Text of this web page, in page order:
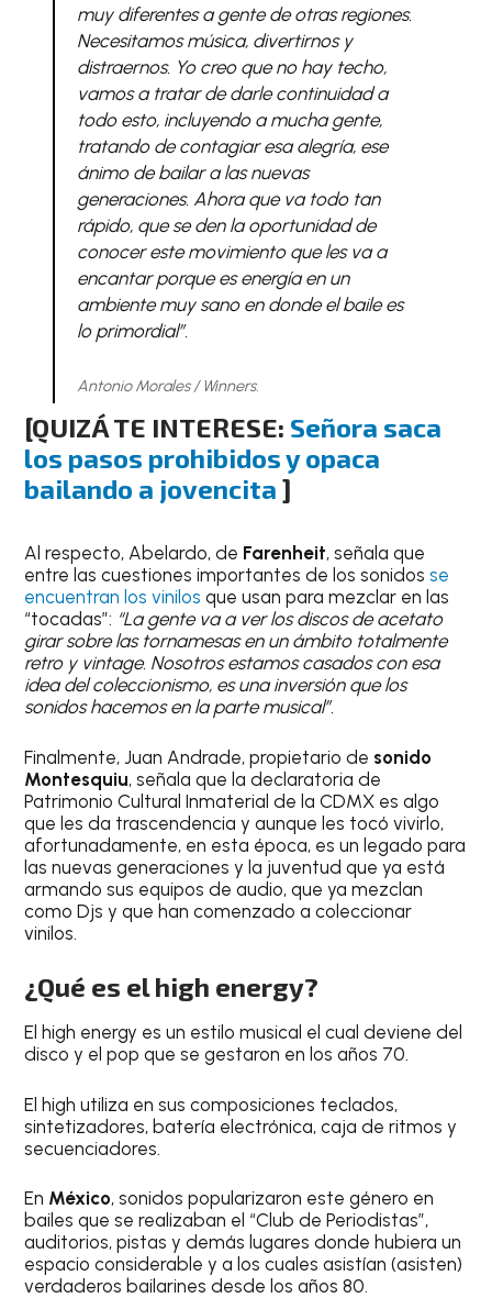
muy diferentes a gente de otras regiones.
Necesitamos música, divertirnos y
distraernos. Yo creo que no hay techo,
vamos a tratar de darle continuidad a
todo esto, incluyendo a mucha gente,
tratando de contagiar esa alegría, ese
ánimo de bailar a las nuevas
generaciones. Ahora que va todo tan
rápido, que se den la oportunidad de
conocer este movimiento que les va a
encantar porque es energía en un
ambiente muy sano en donde el baile es
lo primordial”.
Antonio Morales / Winners.
[QUIZÁ TE INTERESE: Señora saca
los pasos prohibidos y opaca
bailando a jovencita ]
Al respecto, Abelardo, de Farenheit, señala que
entre las cuestiones importantes de los sonidosse
encuentran los vinilos que usan para mezclar en las
“tocadas”: “La gente va a ver los discos de acetato
girar sobre las tornamesas en un ámbito totalmente
retro y vintage. Nosotros estamos casados con esa
idea del coleccionismo, es una inversión que los
sonidos hacemos en la parte musical”.
Finalmente, Juan Andrade, propietario de sonido
Montesquiu, señala que la declaratoria de
Patrimonio Cultural Inmaterial de la CDMX es algo
que les da trascendencia y aunque les tocó vivirlo,
afortunadamente, en esta época, es un legado para
las nuevas generaciones y la juventud que ya está
armando sus equipos de audio, que ya mezclan
como Djs y que han comenzado a coleccionar
vinilos.
¿Qué es el high energy?
El high energy es un estilo musical el cual deviene del
disco y el pop que se gestaron en los años 70.
El high utiliza en sus composiciones teclados,
sintetizadores, batería electrónica, caja de ritmos y
secuenciadores.
En México, sonidos popularizaron este género en
bailes que se realizaban el “Club de Periodistas”,
auditorios, pistas y demás lugares donde hubiera un
espacio considerable y a los cuales asistían (asisten)
verdaderos bailarines desde los años 80.